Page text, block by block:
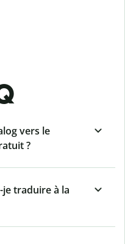
vers le
?
traduire à la